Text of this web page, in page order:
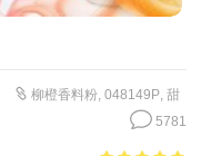
柳橙香料粉, 048149P, 甜
5781